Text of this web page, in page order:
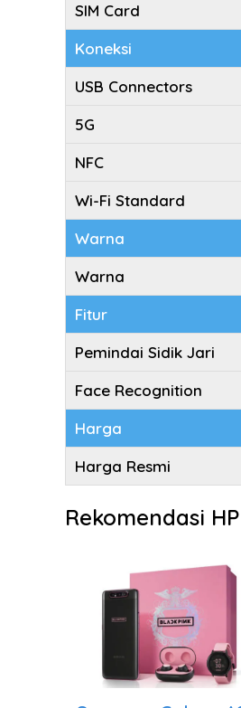
SIM Card
Koneksi
USB Connectors
5G
NFC
Wi-Fi Standard
Warna
Warna
Fitur
Pemindai Sidik Jari
Face Recognition
Harga
Harga Resmi
Rekomendasi